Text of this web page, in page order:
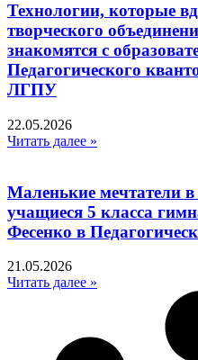
Технологии, которые
творческого
знакомятся с
Педагогического
ЛГПУ
22.05.2026
Читать далее »
Маленькие мечтатели
учащиеся 5 класса
Фесенко в
21.05.2026
Читать далее »